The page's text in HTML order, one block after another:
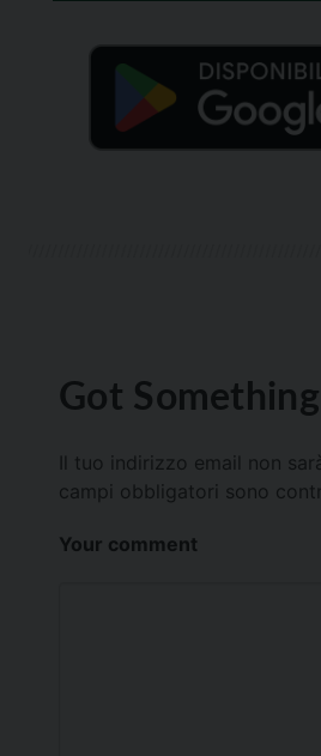
Got Something
Il tuo indirizzo email non
campi obbligatori sono
Your comment